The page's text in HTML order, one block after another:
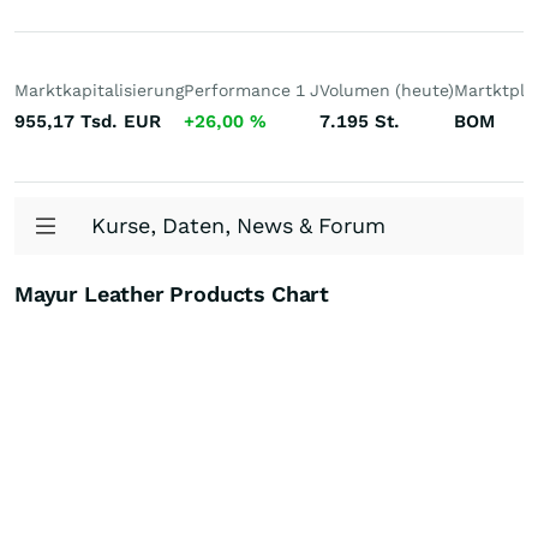
Marktkapitalisierung
955,17 Tsd. EUR
Performance 1 J
+26,00 %
Volumen (heute)
7.195 St. BOM
Kurse, Daten, News & Forum
Mayur Leather Products Chart